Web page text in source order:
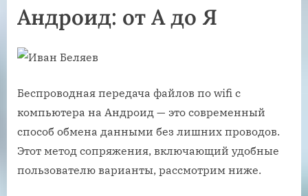
Андроид: от А до Я
Беспроводная передача файлов по wifi с
компьютера на Андроид — это современный
способ обмена данными без лишних проводов.
Этот метод сопряжения, включающий удобные
пользователю варианты, рассмотрим ниже.